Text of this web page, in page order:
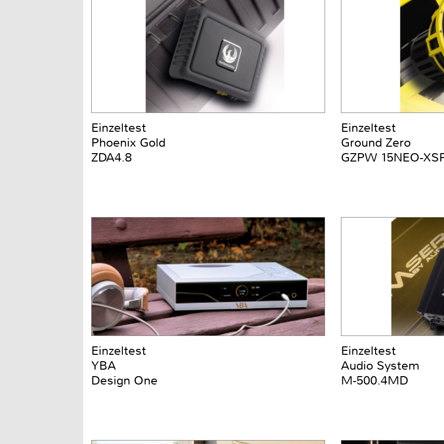
Einzeltest
Phoenix Gold
ZDA4.8
Einzeltest
Ground Zero
GZPW 15NEO-
Einzeltest
YBA
Design One
Einzeltest
Audio System
M-500.4MD